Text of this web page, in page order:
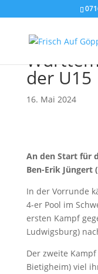
1. Platz
der U15
16. Mai 2024
An den Start für
Ben-Erik Jüngert
In der Vorrunde
4-er Pool im
ersten Kampf
Ludwigsburg)
Der zweite Kampf
Bietigheim) viel